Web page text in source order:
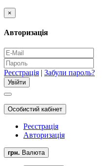
×
Авторизація
Реєстрація | Забули пароль?
Особистий кабінет
Реєстрація
Авторизація
грн. Валюта